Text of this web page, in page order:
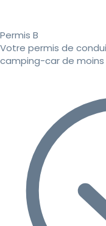
Permis B
Votre permis de
camping-car de moins